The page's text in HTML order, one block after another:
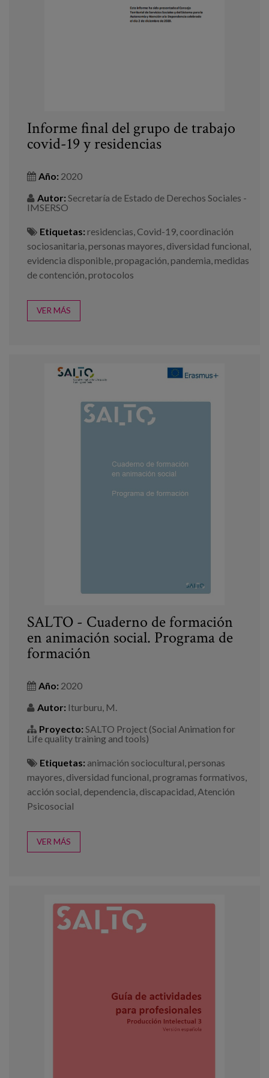
Informe final del grupo de trabajo
covid-19 y residencias
Año: 2020
Autor: Secretaría de Estado de Derechos Sociales -
IMSERSO
Etiquetas: residencias, Covid-19, coordinación
sociosanitaria,personas mayores, diversidad funcional,
evidencia disponible,propagación,pandemia,medidas
de contención,protocolos
VER MÁS
SALTO - Cuaderno de formación
en animación social. Programa de
formación
Año: 2020
Autor: Iturburu, M.
Proyecto: SALTO Project (Social Animation for
Life quality training and tools)
Etiquetas: animación sociocultural,personas
mayores, diversidad funcional,programas formativos,
acción social, dependencia, discapacidad, Atención
Psicosocial
VER MÁS